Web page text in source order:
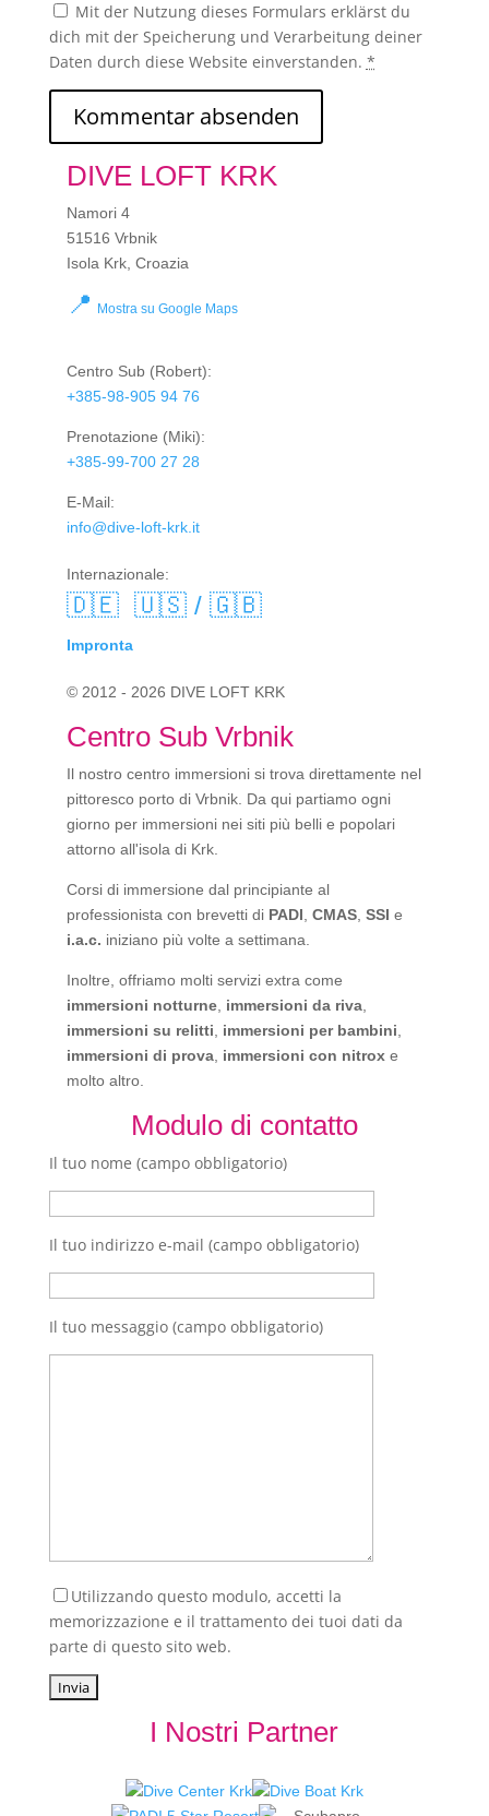
Mit der Nutzung dieses Formulars erklärst du
dich mit der Speicherung und Verarbeitung deiner
Daten durch diese Website einverstanden. *
DIVE LOFT KRK
Namori 4
51516 Vrbnik
Isola Krk, Croazia
📍 Mostra su Google Maps
Centro Sub(Robert):
+385-98-905 94 76
Prenotazione (Miki):
+385-99-700 27 28
E-Mail:
info@dive-loft-krk.it
Internazionale:
🇩🇪 🇺🇸 / 🇬🇧
Impronta
© 2012 - 2026 DIVE LOFT KRK
Centro Sub Vrbnik
Il nostro centro immersioni si trova direttamente nel
pittoresco porto di Vrbnik. Da qui partiamo ogni
giorno per immersioni nei siti più belli e popolari
attorno all'isola di Krk.
Corsi di immersione dal principiante al
professionista con brevetti di PADI CMAS, SSI e
i.a.c. iniziano più volte a settimana.
Inoltre, offriamo molti servizi extra come
immersioni notturne, immersioni da riva,
immersioni su relitti
immersioni per bambini
immersioni di prova, immersioni con nitroxe
molto altro.
Modulo di contatto
Il tuo nome (campo obbligatorio)
Il tuo indirizzo e-mail (campo obbligatorio)
Il tuo messaggio (campo obbligatorio)
Utilizzando questo modulo, accetti la
memorizzazione e il trattamento dei tuoi dati da
parte di questo sito web.
I Nostri Partner